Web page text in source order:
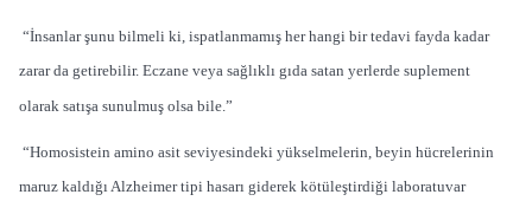
“İnsanlar şunu bilmeli ki, ispatlanmamış her hangi bir tedavi fayda kadar
zarar da getirebilir. Eczane veya sağlıklı gıda satan yerlerde suplement
olarak satışa sunulmuş olsa bile.”
“Homosistein amino asit seviyesindeki yükselmelerin, beyin hücrelerinin
maruz kaldığı Alzheimer tipi hasarı giderek kötüleştirdiği laboratuvar